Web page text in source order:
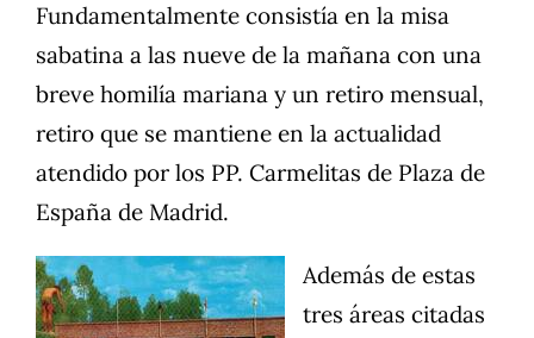
Fundamentalmente consistía en la misa
sabatina a las nueve de la mañana con una
breve homilía mariana y un retiro mensual,
retiro que se mantiene en la actualidad
atendido por los PP. Carmelitas de Plaza de
España de Madrid.
Además de estas
tres áreas citadas